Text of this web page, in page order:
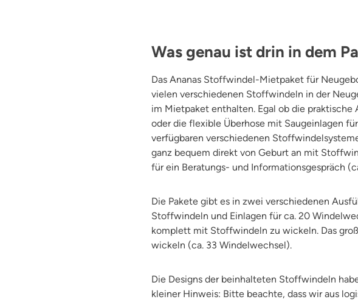
Was genau ist drin in dem
Das Ananas Stoffwindel-Mietpaket für
vielen verschiedenen Stoffwindeln in der
im Mietpaket enthalten. Egal ob die
oder die flexible Überhose mit Saugeinlagen
verfügbaren verschiedenen
ganz bequem direkt von Geburt an mit
für ein Beratungs- und Informationsgespräch
Die Pakete gibt es in zwei verschiedenen
Stoffwindeln und Einlagen für ca. 20
komplett mit Stoffwindeln zu wickeln. Das
wickeln (ca. 33 Windelwechsel).
Die Designs der beinhalteten Stoffwindeln
kleiner Hinweis: Bitte beachte, dass wir aus